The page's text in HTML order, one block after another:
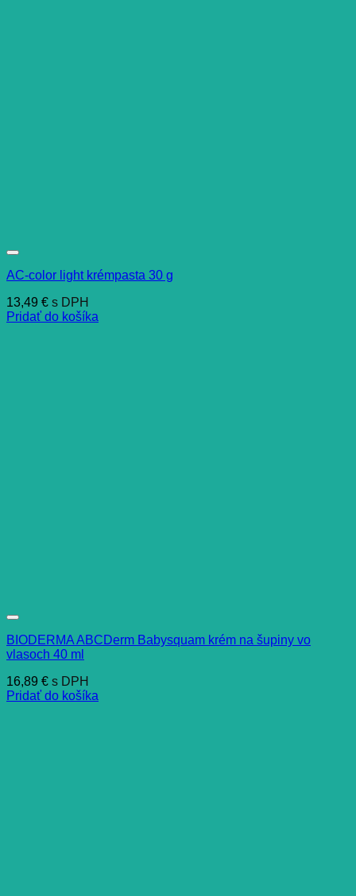
AC-color light krémpasta 30 g
13,49 € s DPH
Pridať do košíka
BIODERMA ABCDerm Babysquam krém na šupiny vo
vlasoch 40 ml
16,89 € s DPH
Pridať do košíka